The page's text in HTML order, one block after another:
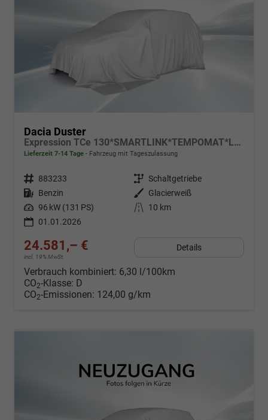
Dacia Duster
Expression TCe 130*SMARTLINK*TEMPOMAT*LED*PDC-KAMERA*SHZ*KLIMA*17-ZOLL
Lieferzeit 7-14 Tage Fahrzeug mit Tageszulassung
Fahrzeugnr. 883233 Getriebe Schaltgetriebe
Kraftstoff Benzin Außenfarbe
Glacierweiß
Leistung 96 kW (131 PS) Kilometerstand
10 km
01.01.2026
24.581,– €
incl. 19% MwSt.
Details
Verbrauch kombiniert: 6,30 l/100km
CO2-Klasse: D
CO2-Emissionen: 124,00 g/km